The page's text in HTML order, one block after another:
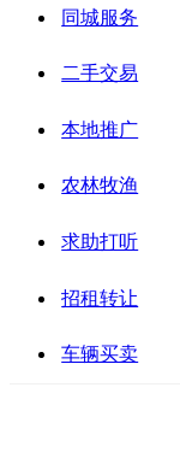
同城服务
二手交易
本地推广
农林牧渔
求助打听
招租转让
车辆买卖